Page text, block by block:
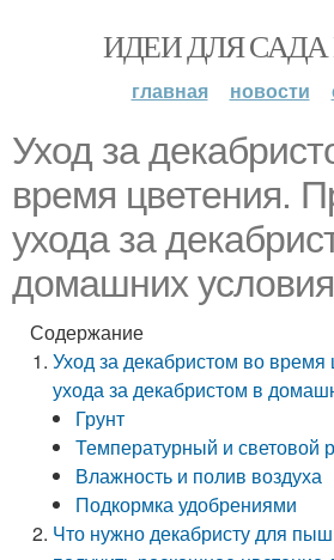
ИДЕИ ДЛЯ САДА
главная новости
Уход за
время цветения.
ухода за
домашних
Содержание
Уход за декабристом во
ухода за декабристом в
Грунт
Температурный и световой
Влажность и полив воздуха
Подкормка удобрениями
Что нужно декабристу для